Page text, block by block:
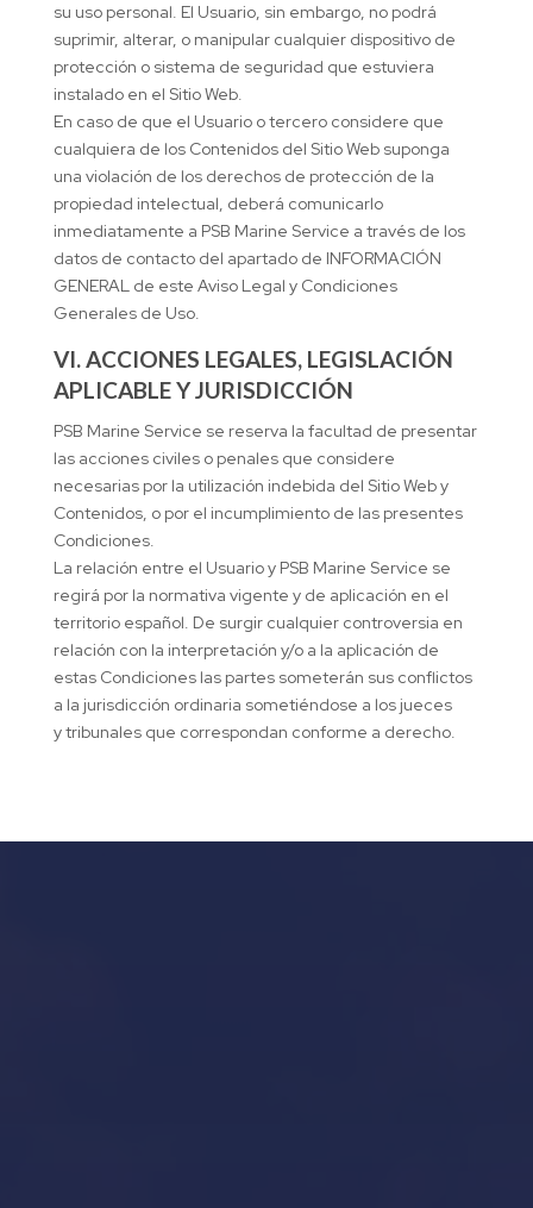
su uso personal. El Usuario, sin embargo, no podrá
suprimir, alterar, o manipular cualquier dispositivo de
protección o sistema de seguridad que estuviera
instalado en el Sitio Web.
En caso de que el Usuario o tercero considere que
cualquiera de los Contenidos del Sitio Web suponga
una violación de los derechos de protección de la
propiedad intelectual, deberá comunicarlo
inmediatamente a PSB Marine Service a través de los
datos de contacto del apartado de INFORMACIÓN
GENERAL de este Aviso Legal y Condiciones
Generales de Uso.
VI. ACCIONES LEGALES, LEGISLACIÓN
APLICABLE Y JURISDICCIÓN
PSB Marine Service se reserva la facultad de presentar
las acciones civiles o penales que considere
necesarias por la utilización indebida del Sitio Web y
Contenidos, o por el incumplimiento de las presentes
Condiciones.
La relación entre el Usuario y PSB Marine Service se
regirá por la normativa vigente y de aplicación en el
territorio español. De surgir cualquier controversia en
relación con la interpretación y/o a la aplicación de
estas Condiciones las partes someterán sus conflictos
a la jurisdicción ordinaria sometiéndose a los jueces
y tribunales que correspondan conforme a derecho.